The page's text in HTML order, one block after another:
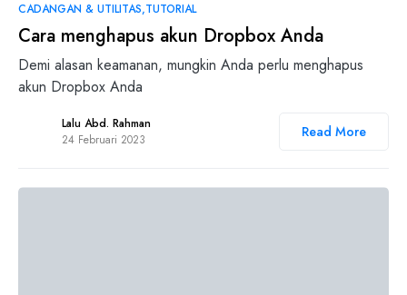
CADANGAN & UTILITAS TUTORIAL
Cara menghapus akun Dropbox Anda
Demi alasan keamanan, mungkin Anda perlu menghapus
akun Dropbox Anda
Lalu Abd. Rahman
24 Februari 2023
Read More